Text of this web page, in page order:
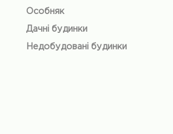
Особняк
Дачні будинки
Недобудовані будинки